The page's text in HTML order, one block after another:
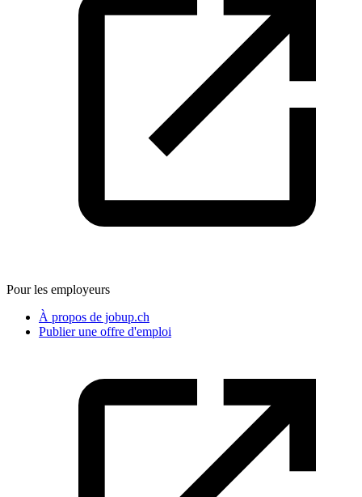
Pour les employeurs
À propos de jobup.ch
Publier une offre d'emploi